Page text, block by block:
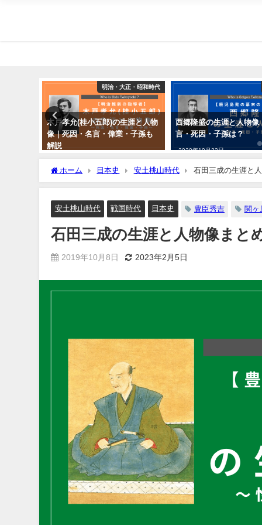
明治・大正・昭和時代
木戸孝允(桂小五郎)の生涯と人物
像｜死因・名言・偉業・子孫も
解説
西郷隆盛の生涯と人物像
言・死因・子孫は？
2020年10月22日
ホーム 日本史 安土桃山時代 石田三成の生涯と
安土桃山時代 戦国時代 日本史 豊臣秀吉 関ヶ
石田三成の生涯と人物像まと
2019年10月8日 2023年2月5日